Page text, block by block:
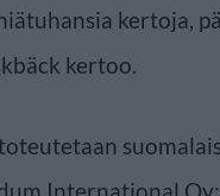
kertoja,
kertoo.